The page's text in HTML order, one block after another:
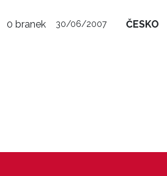
0 branek 30/06/2007 ČESKO